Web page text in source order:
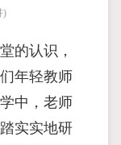
)
的认识，
年轻教师
中，老师
实实地研